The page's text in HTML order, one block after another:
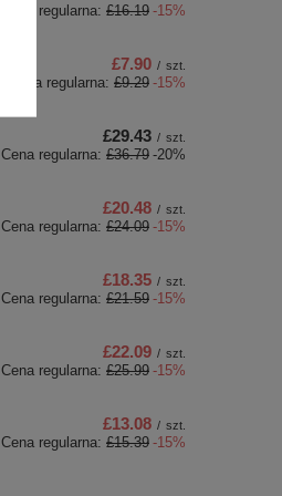
Cena regularna: £16.19 -15%
£7.90 / szt.
Cena regularna: £9.29 -15%
£29.43 / szt.
Cena regularna: £36.79 -20%
£20.48 / szt.
Cena regularna: £24.09 -15%
£18.35 / szt.
Cena regularna: £21.59 -15%
£22.09 / szt.
Cena regularna: £25.99 -15%
£13.08 / szt.
Cena regularna: £15.39 -15%